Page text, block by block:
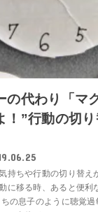
の代わり「マ
！”行動の切
持ちや行動の切り替え
に移る時、あると便利
の息子のように聴覚